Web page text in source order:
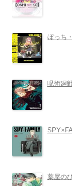
ぼっち
呪術廻
薬屋の